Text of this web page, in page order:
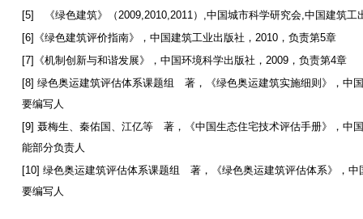
[5]
《绿色建筑》（2009,2010,2011） ,中国城市科学研究会,中国建筑工
[6] 《绿色建筑评价指南》，中国建筑工业出版社， 2010 ，负责第5章
[7] 《机制创新与和谐发展》，中国环境科学出版社， 2009 ，负责第4章
[8] 绿色奥运建筑评估体系课题组
著，《绿色奥运建筑实施细则》，中
要编写人
[9] 聂梅生、秦佑国、江亿等
著，《中国生态住宅技术评估手册》，中
能部分负责人
[10] 绿色奥运建筑评估体系课题组
著，《绿色奥运建筑评估体系》，中
要编写人